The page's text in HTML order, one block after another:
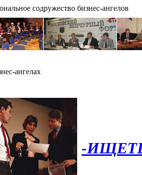
содружество бизнес-ангелов
ангелах
-